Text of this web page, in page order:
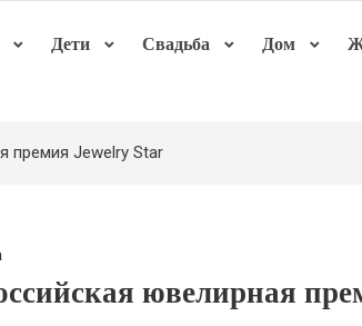
Дети Свадьба Дом
премия Jewelry Star
ювелирная